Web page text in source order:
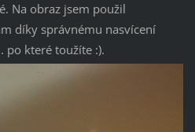
Na obraz jsem použil
díky správnému nasvícení
po které toužíte :).